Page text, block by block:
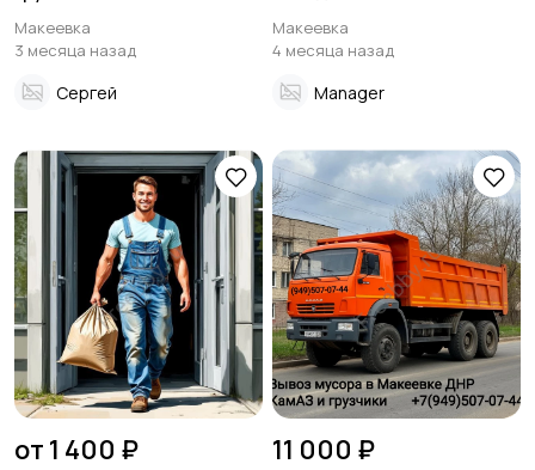
Макеевка
3 месяца назад
Сергей
Макеевка
4 месяца назад
Manager
от 1 400 ₽ 11 000 ₽